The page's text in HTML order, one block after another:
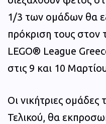
1/3 των ομάδων θα
πρόκριση τους στον
LEGO® League
στις 9 και 10
Οι νικήτριες ομάδες
Τελικού, θα